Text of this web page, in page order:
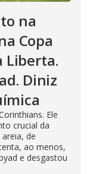
na
Copa
Liberta.
Diniz
Ele
crucial da
de
ao menos,
e desgastou